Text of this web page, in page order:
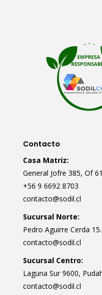
Contacto
Casa Matriz:
General Jofre 385, Of
+56 9 6692 8703
contacto@sodil.cl
Sucursal Norte:
Pedro Aguirre Cerda
contacto@sodil.cl
Sucursal Centro:
Laguna Sur 9600,
contacto@sodil.cl